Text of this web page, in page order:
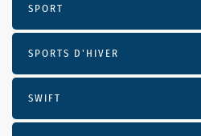
SPORT
SPORTS D'HIVER
SWIFT